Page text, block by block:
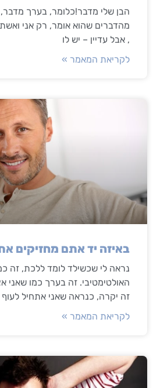
הבן שלי מדבר!כלומר, בערך
מהדברים שהוא אומר, רק אני
, אבל עדיין – יש לו
לקריאת המאמר »
באיזה יד אתם מחזיקים
נראה לי שכשילד לומד ללכת, זה
האולטימטיבי. זה בערך כמו שאני
זה יקרה, כנראה שאני אתחיל לעוף
לקריאת המאמר »